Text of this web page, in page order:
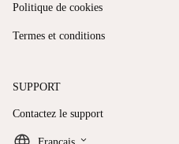
Politique de cookies
Termes et conditions
SUPPORT
Contactez le support
keyboard_arrow_down